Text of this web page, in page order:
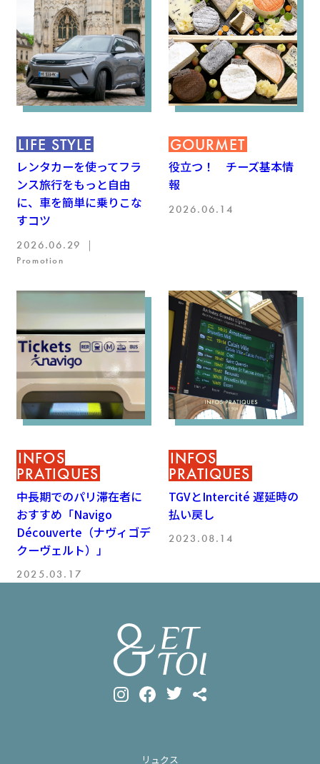
LIFE STYLE
レンタカーを使ってフラ
ンス旅行をもっと自由
に、車を簡単に乗りこな
すコツ
2026.06.29 ｜
Promotion
GOURMET
役立つ！ チーズ基本情
報
2026.06.14
INFOS
PRATIQUES
中長期でのパリ滞在者に
おすすめ「Navigo
Découverte（ナヴィゴデ
クーヴェルト）」
2025.03.17
INFOS
PRATIQUES
TGVとIntercité 遅延時の
払い戻し
2023.08.14
リュクス